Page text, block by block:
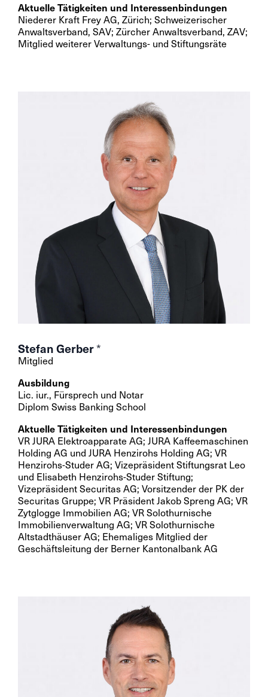
Aktuelle Tätigkeiten und Interessenbindungen
Niederer Kraft Frey AG, Zürich; Schweizerischer
Anwaltsverband, SAV; Zürcher Anwaltsverband, ZAV;
Mitglied weiterer Verwaltungs- und Stiftungsräte
Stefan Gerber*
Mitglied
Ausbildung
Lic. iur., Fürsprech und Notar
Diplom Swiss Banking School
Aktuelle Tätigkeiten und Interessenbindungen
VR JURA Elektroapparate AG; JURA Kaffeemaschinen
Holding AG und JURA Henzirohs Holding AG; VR
Henzirohs-Studer AG; Vizepräsident Stiftungsrat Leo
und Elisabeth Henzirohs-Studer Stiftung;
Vizepräsident Securitas AG; Vorsitzender der PK der
Securitas Gruppe; VR Präsident Jakob Spreng AG; VR
Zytglogge Immobilien AG; VR Solothurnische
Immobilienverwaltung AG; VR Solothurnische
Altstadthäuser AG; Ehemaliges Mitglied der
Geschäftsleitung der Berner Kantonalbank AG